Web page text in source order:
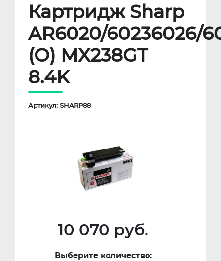
Картридж Sharp
AR6020/60236026/
(O) MX238GT
8.4K
Артикул: SHARP88
10 070 руб.
Выберите количество: